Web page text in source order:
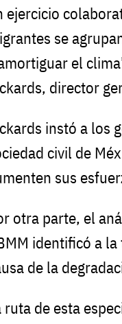
ejercicio
se
el
director
instó a los
civil de
sus
otra parte, el
identificó a
de la
ruta de esta